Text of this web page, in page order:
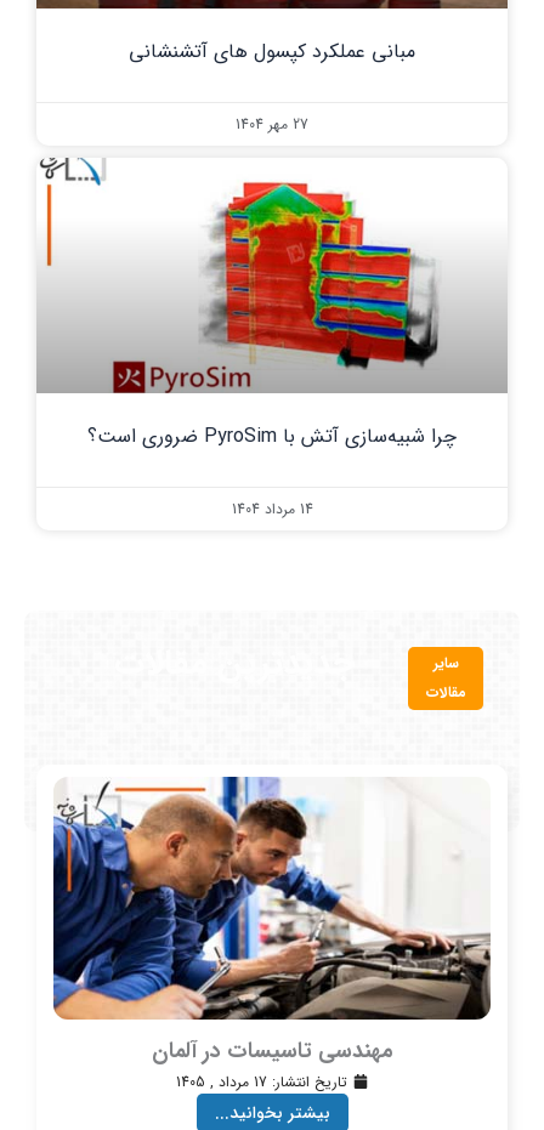
مبانی عملکرد کپسول های آتشنشانی
27 مهر 1404
چرا شبیه‌سازی آتش با PyroSim ضروری است؟
14 مرداد 1404
سایر
مقالات
مهندسی تاسیسات در آلمان
تاریخ انتشار: 17 مرداد , 1405
بیشتر بخوانید...